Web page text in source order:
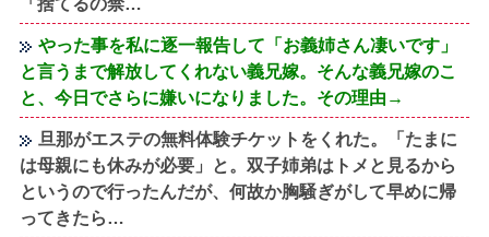
やった事を私に逐一報告して「お義姉さん凄いです」
と言うまで解放してくれない義兄嫁。そんな義兄嫁のこ
と、今日でさらに嫌いになりました。その理由→
旦那がエステの無料体験チケットをくれた。「たまに
は母親にも休みが必要」と。双子姉弟はトメと見るから
というので行ったんだが、何故か胸騒ぎがして早めに帰
ってきたら…